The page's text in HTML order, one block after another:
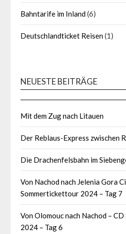
Bahntarife im Inland(6)
Deutschlandticket Reisen(1)
NEUESTE BEITRÄGE
Mit dem Zug nach Litauen
Der Reblaus-Express zwischen
Die Drachenfelsbahn im
Von Nachod nach Jelenia Gora
Sommertickettour 2024 – Tag 7
Von Olomouc nach Nachod –
2024 – Tag 6